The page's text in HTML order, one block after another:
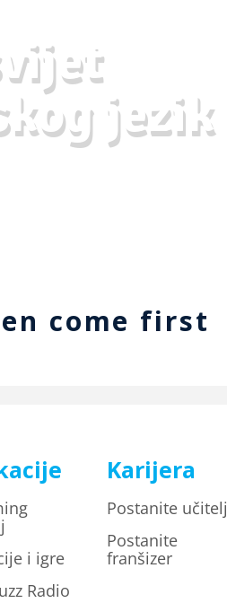
jezik
come first
i igre
Radio
Karijera
Postanite učitelj
Postanite
franšizer